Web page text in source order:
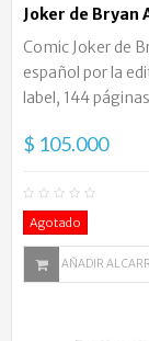
Joker de Bryan
Comic Joker de
español por la
label, 144
$ 105.000
Agotado
AÑADIR AL